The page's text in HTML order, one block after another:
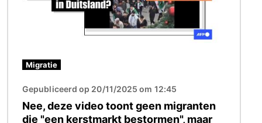
Migratie
Gepubliceerd op 20/11/2025 om 12:45
Nee, deze video toont geen migranten
die "een kerstmarkt bestormen", maar